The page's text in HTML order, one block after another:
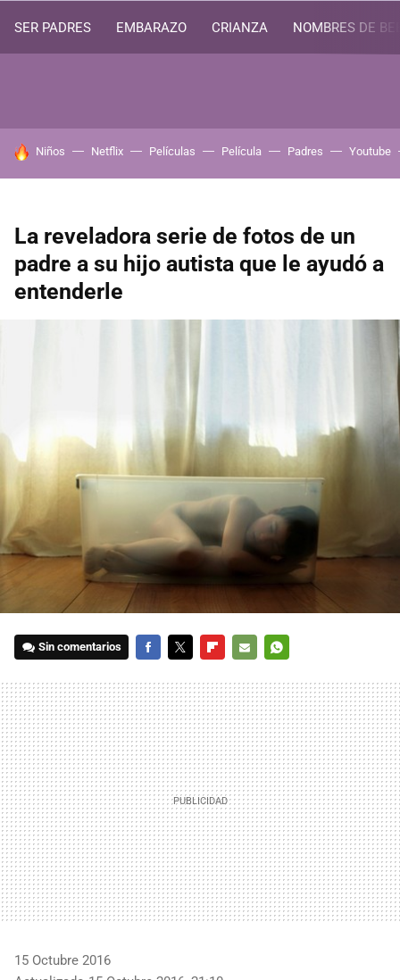
SER PADRES EMBARAZO CRIANZA NOMBRES DE
HOY SE HABLA DE
Niños Netflix Películas Película Padres Youtube
La reveladora serie de fotos de un
padre a su hijo autista que le ayudó a
entenderle
Sin comentarios
MAIL
15 Octubre 2016